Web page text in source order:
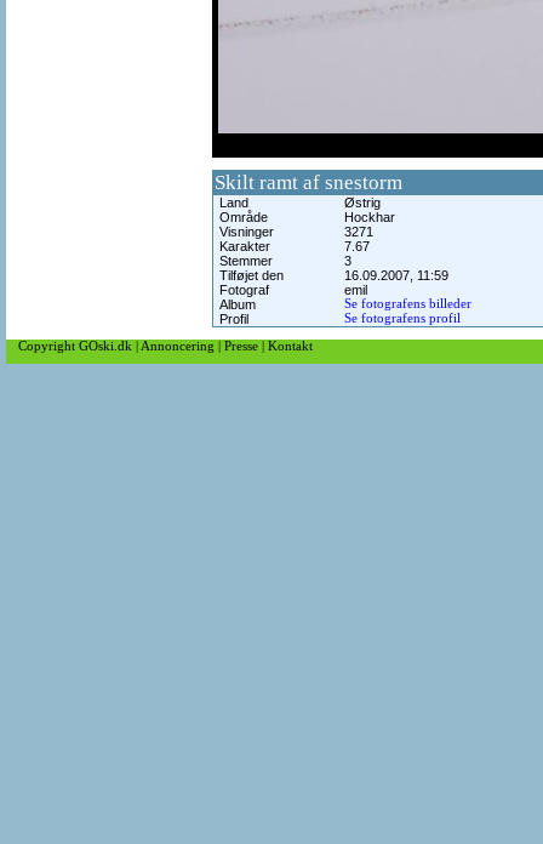
Skilt ramt af snestorm
Land
Østrig
Område
Hockhar
Visninger
3271
Karakter
7.67
Stemmer
3
Tilføjet den
16.09.2007, 11:59
Fotograf
emil
Album
Se fotografens billeder
Profil Se fotografens profil
Copyright GOski.dk Annoncering Presse Kontakt